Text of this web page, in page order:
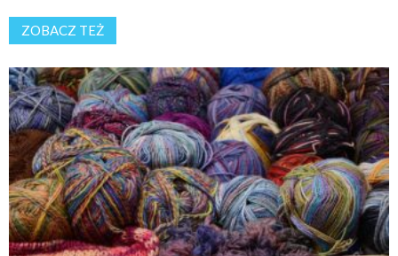
ZOBACZ TEŻ